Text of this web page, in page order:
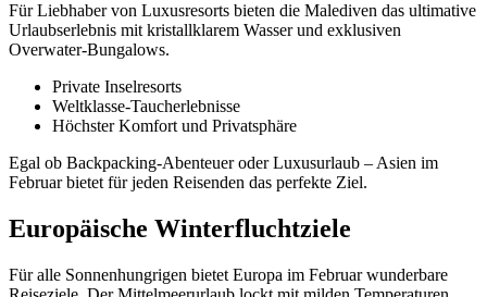
Für Liebhaber von Luxusresorts bieten die Malediven das ultimative
Urlaubserlebnis mit kristallklarem Wasser und exklusiven
Overwater-Bungalows.
Private Inselresorts
Weltklasse-Taucherlebnisse
Höchster Komfort und Privatsphäre
Egal ob Backpacking-Abenteuer oder Luxusurlaub – Asien im
Februar bietet für jeden Reisenden das perfekte Ziel.
Europäische Winterfluchtziele
Für alle Sonnenhungrigen bietet Europa im Februar wunderbare